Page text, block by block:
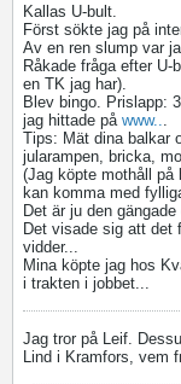
Kallas U-bult.
Först sökte jag på
Av en ren slump var
Råkade fråga efter
en TK jag har).
Blev bingo. Prislapp:
jag hittade på www..
Tips: Mät dina balkar
jularampen, bricka,
(Jag köpte mothåll på
kan komma med
Det är ju den
Det visade sig att det
vidder...
Mina köpte jag hos
i trakten i jobbet...
Jag tror på Leif.
Lind i Kramfors, vem